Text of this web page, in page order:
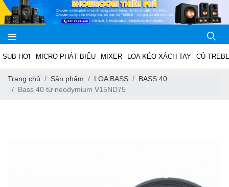
SUB HƠI MICRO PHÁT BIỂU MIXER LOA KÉO XÁCH TAY CỦ
Trang chủ Sản phẩm LOA BASS
BASS 40
Bass 40 từ neodymium V15ND75